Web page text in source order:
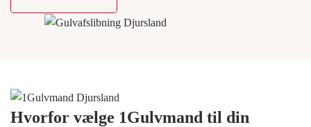
Hvorfor vælge 1Gulvmand til din